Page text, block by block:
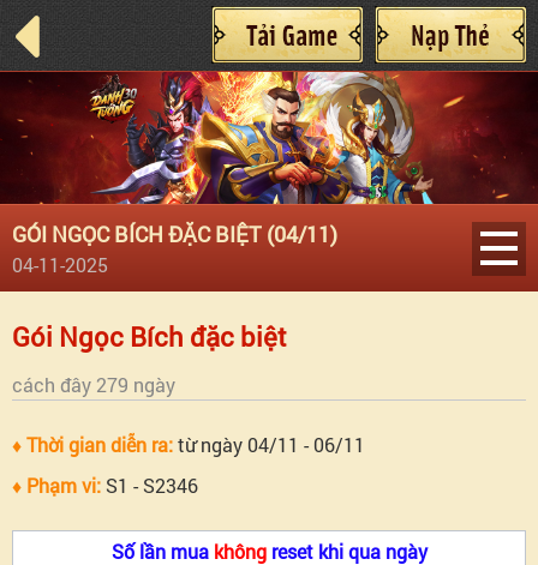
GÓI NGỌC BÍCH ĐẶC BIỆT (04/11)
04-11-2025
Gói Ngọc Bích đặc biệt
cách đây 279 ngày
♦ Thời gian diễn ra:từ ngày 04/11 - 06/11
♦ Phạm vi: S1 - S2346
Số lần mua khôngreset khi qua ngày
Gói
Ngọc
Bích
đặc